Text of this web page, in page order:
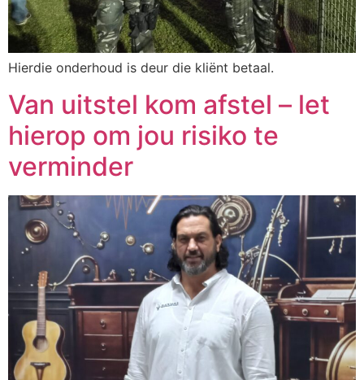
Hierdie onderhoud is deur die kliënt betaal.
Van uitstel kom afstel – let
hierop om jou risiko te
verminder